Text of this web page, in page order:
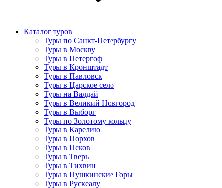
Каталог туров
Туры по Санкт-Петербургу
Туры в Москву
Туры в Петергоф
Туры в Кронштадт
Туры в Павловск
Туры в Царское село
Туры на Валдай
Туры в Великий Новгород
Туры в Выборг
Туры по Золотому кольцу
Туры в Карелию
Туры в Порхов
Туры в Псков
Туры в Тверь
Туры в Тихвин
Туры в Пушкинские Горы
Туры в Рускеалу